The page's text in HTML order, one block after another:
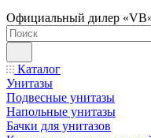
Официальный дилер
Каталог
Унитазы
Подвесные унитазы
Напольные унитазы
Бачки для унитазов